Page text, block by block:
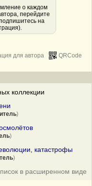
о каждом
перейдите
на
QRCode
для автора
коллекции
)
)
катастрофы
)
в расширенном виде